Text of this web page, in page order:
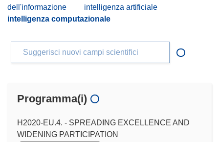
dell'informazione
intelligenza artificiale
intelligenza computazionale
Suggerisci nuovi campi scientifici
Programma(i)
H2020-EU.4. - SPREADING EXCELLENCE AND
WIDENING PARTICIPATION